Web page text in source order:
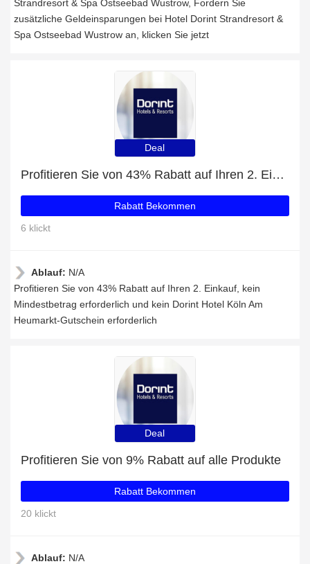
Strandresort & Spa Ostseebad Wustrow, Fordern Sie
zusätzliche Geldeinsparungen bei Hotel Dorint Strandresort &
Spa Ostseebad Wustrow an, klicken Sie jetzt
Deal
Profitieren Sie von 43% Rabatt auf Ihren 2. Einkauf
Rabatt Bekommen
6 klickt
Ablauf: N/A
Profitieren Sie von 43% Rabatt auf Ihren 2. Einkauf, kein
Mindestbetrag erforderlich und kein Dorint Hotel Köln Am
Heumarkt-Gutschein erforderlich
Deal
Profitieren Sie von 9% Rabatt auf alle Produkte
Rabatt Bekommen
20 klickt
Ablauf: N/A